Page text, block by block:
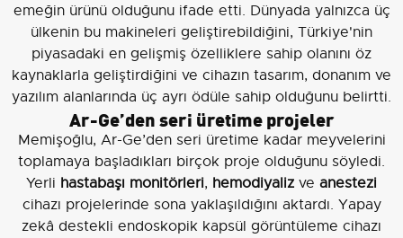
emeğin ürünü olduğunu ifade etti. Dünyada yalnızca üç
ülkenin bu makineleri geliştirebildiğini, Türkiye'nin
piyasadaki en gelişmiş özelliklere sahip olanını öz
kaynaklarla geliştirdiğini ve cihazın tasarım, donanım ve
yazılım alanlarında üç ayrı ödüle sahip olduğunu belirtti.
Ar-Ge’den seri üretime projeler
Memişoğlu, Ar-Ge’den seri üretime kadar meyvelerini
toplamaya başladıkları birçok proje olduğunu söyledi.
Yerli hastabaşı monitörleri, hemodiyaliz ve anestezi
cihazı projelerinde sona yaklaşıldığını aktardı. Yapay
zekâ destekli endoskopik kapsül görüntüleme cihazı